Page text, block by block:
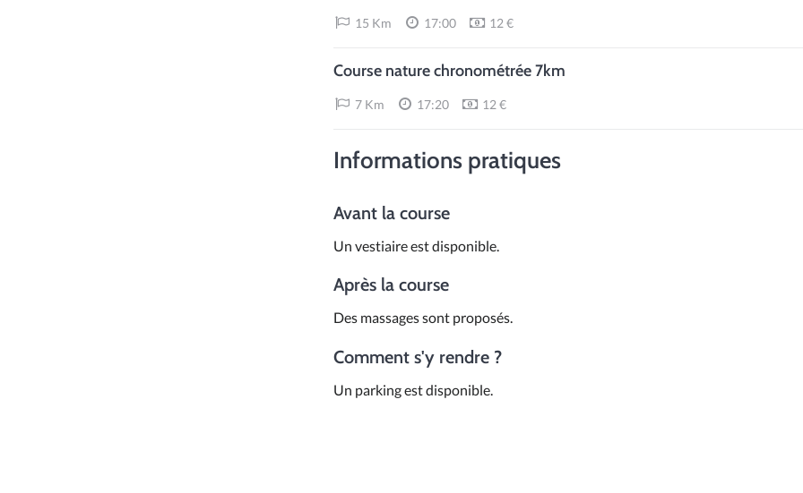
15 Km 17:00 12 €
Course nature chronométrée 7km
7 Km 17:20 12 €
Informations pratiques
Avant la course
Un vestiaire est disponible.
Après la course
Des massages sont proposés.
Comment s'y rendre ?
Un parking est disponible.